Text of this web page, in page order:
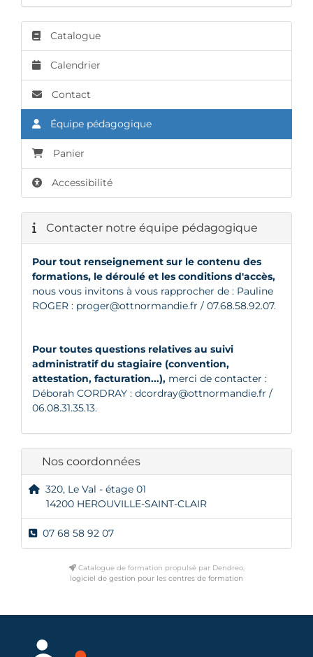
Catalogue
Calendrier
Contact
Équipe pédagogique
Panier
Accessibilité
Contacter notre équipe pédagogique
Pour tout renseignement sur le contenu des
formations, le déroulé et les conditions d'accès,
nous vous invitons à vous rapprocher de : Pauline
ROGER : proger@ottnormandie.fr / 07.68.58.92.07.
Pour toutes questions relatives au suivi
administratif du stagiaire (convention,
attestation, facturation...), merci de contacter :
Déborah CORDRAY : dcordray@ottnormandie.fr /
06.08.31.35.13.
Nos coordonnées
320, Le Val - étage 01
14200 HEROUVILLE-SAINT-CLAIR
07 68 58 92 07
Catalogue de formation propulsé par Dendreo,
logiciel de gestion pour les centres de formation